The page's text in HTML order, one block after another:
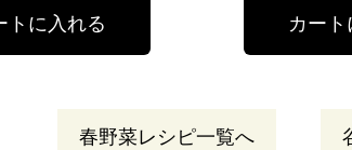
春野菜レシピ一覧へ